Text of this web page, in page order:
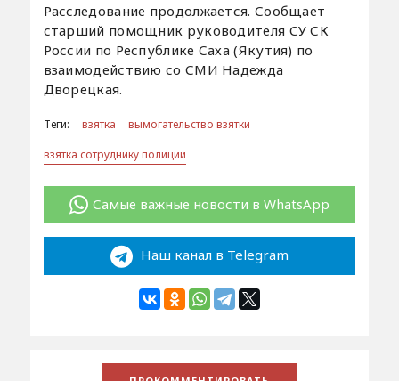
Расследование продолжается. Сообщает
старший помощник руководителя СУ СК
России по Республике Саха (Якутия) по
взаимодействию со СМИ Надежда
Дворецкая.
Теги: взятка
вымогательство взятки
взятка сотруднику полиции
Самые важные новости в WhatsApp
Наш канал в Telegram